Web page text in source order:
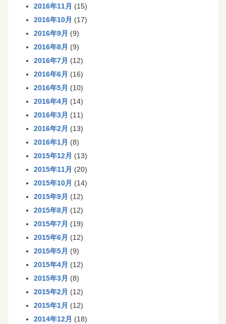
2016年11月 (15)
2016年10月 (17)
2016年9月 (9)
2016年8月 (9)
2016年7月 (12)
2016年6月 (16)
2016年5月 (10)
2016年4月 (14)
2016年3月 (11)
2016年2月 (13)
2016年1月 (8)
2015年12月 (13)
2015年11月 (20)
2015年10月 (14)
2015年9月 (12)
2015年8月 (12)
2015年7月 (19)
2015年6月 (12)
2015年5月 (9)
2015年4月 (12)
2015年3月 (8)
2015年2月 (12)
2015年1月 (12)
2014年12月 (18)